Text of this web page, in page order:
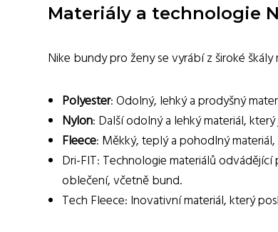
Materiály a technologie
Nike bundy pro ženy se vyrábí z široké
Polyester: Odolný, lehký a prodyšný
Nylon: Další odolný a lehký materiál,
Fleece: Měkký, teplý a pohodlný
Dri-FIT: Technologie materiálů
oblečení, včetně bund.
Tech Fleece: Inovativní materiál, který